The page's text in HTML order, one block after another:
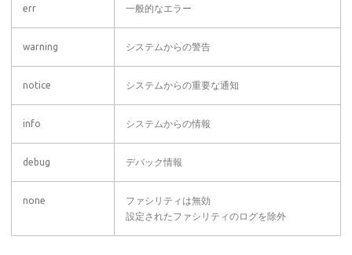
err 一般的なエラー
warning システムからの警告
notice システムからの重要な通知
info システムからの情報
debug デバック情報
none
ファシリティは無効
設定されたファシリティのログを除外